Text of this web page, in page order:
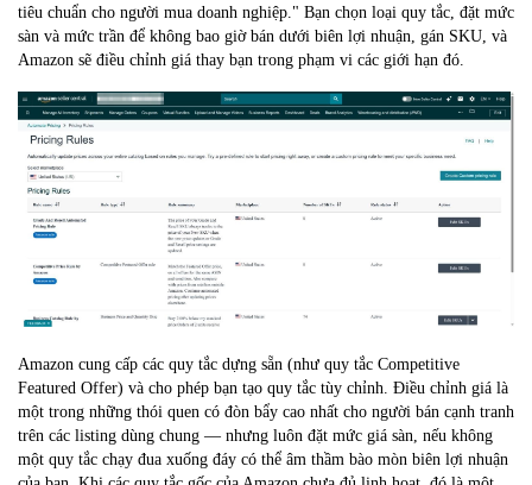
tiêu chuẩn cho người mua doanh nghiệp." Bạn chọn loại quy tắc, đặt mức
sàn và mức trần để không bao giờ bán dưới biên lợi nhuận, gán SKU, và
Amazon sẽ điều chỉnh giá thay bạn trong phạm vi các giới hạn đó.
Amazon cung cấp các quy tắc dựng sẵn (như quy tắc Competitive
Featured Offer) và cho phép bạn tạo quy tắc tùy chỉnh. Điều chỉnh giá là
một trong những thói quen có đòn bẩy cao nhất cho người bán cạnh tranh
trên các listing dùng chung — nhưng luôn đặt mức giá sàn, nếu không
một quy tắc chạy đua xuống đáy có thể âm thầm bào mòn biên lợi nhuận